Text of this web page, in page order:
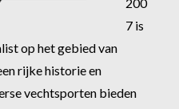
7 is
op het gebied van
rijke historie en
vechtsporten bieden